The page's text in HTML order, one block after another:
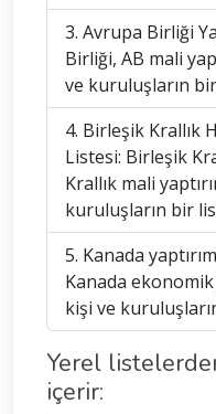
3. Avrupa Birliği
Birliği, AB mali
ve kuruluşların
4. Birleşik Krallık
Listesi: Birleşik
Krallık mali
kuruluşların bir
5. Kanada
Kanada
kişi ve
Yerel
içerir: